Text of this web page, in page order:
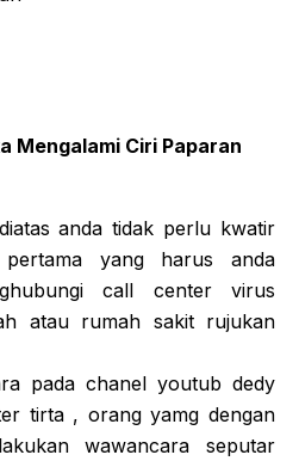
Mengalami Ciri Paparan
anda tidak perlu kwatir
yang harus anda
call center virus
atau rumah sakit rujukan
pada chanel youtub dedy
tirta , orang yamg dengan
wawancara seputar